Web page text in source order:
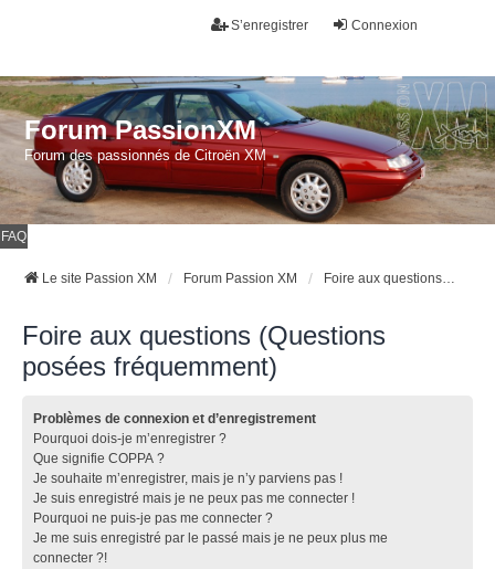
Connexion
S’enregistrer
Forum PassionXM
Forum des passionnés de Citroën XM
FAQ
Le site Passion XM Forum Passion XM Foire aux questions (Questions posées fréquemment)
Foire aux questions (Questions
posées fréquemment)
Problèmes de connexion et d’enregistrement
Pourquoi dois-je m’enregistrer ?
Que signifie COPPA ?
Je souhaite m’enregistrer, mais je n’y parviens pas !
Je suis enregistré mais je ne peux pas me connecter !
Pourquoi ne puis-je pas me connecter ?
Je me suis enregistré par le passé mais je ne peux plus me
connecter ?!